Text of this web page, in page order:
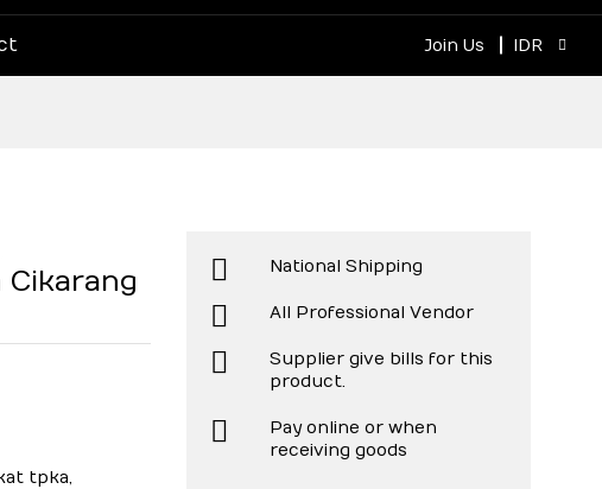
Join Us IDR
tpka,
National Shipping
All Professional Vendor
Supplier give bills for this
product.
Pay online or when
receiving goods